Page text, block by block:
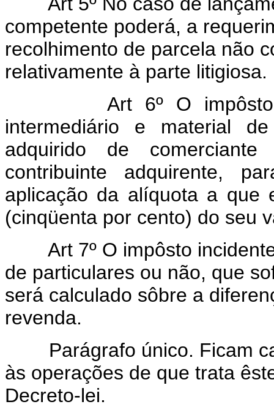
competente poderá, a
recolhimento de parcela não
relativamente à parte litigiosa.
Art 6º O impôsto
intermediário e material
adquirido de
contribuinte adquirente,
aplicação da alíquota a que
(cinqüenta por cento) do seu
Art 7º O impôsto
de particulares ou não, que
será calculado sôbre a
revenda.
Parágrafo único. Ficam
às operações de que trata
Decreto-lei.